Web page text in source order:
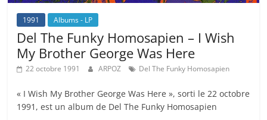
1991 Albums - LP
Del The Funky Homosapien – I Wish
My Brother George Was Here
22 octobre 1991 ARPOZ Del The Funky Homosapien
« I Wish My Brother George Was Here », sorti le 22 octobre
1991, est un album de Del The Funky Homosapien